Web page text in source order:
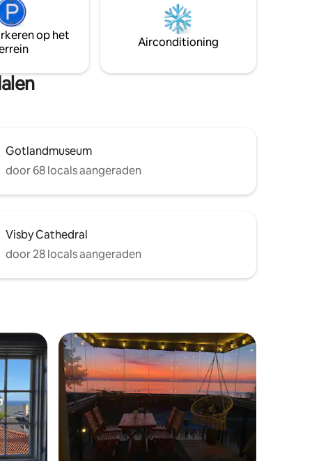
ensuite. Tweepersoonsbed boven,
evenals een kleinere slaapkamer die
toilet en douche deelt. Eigen
wasmachine en droger. Winterverhuur
advertentie.
op het
Airconditioning
Gotlandmuseum
door 68 locals aangeraden
Visby Cathedral
door 28 locals aangeraden